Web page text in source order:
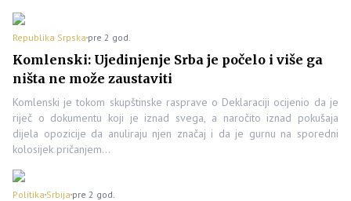
Republika Srpska pre 2 god.
Komlenski: Ujedinjenje Srba je počelo i više ga
ništa ne može zaustaviti
Komlenski je tokom skupštinske rasprave o Deklaraciji ocijenio da je
riječ o dokumentu koji je iznad svega, a naročito iznad pokušaja
dijela opozicije da anuliraju njen značaj i da je gurnu na sporedni
kolosijek pričanjem…
Politika Srbija pre 2 god.